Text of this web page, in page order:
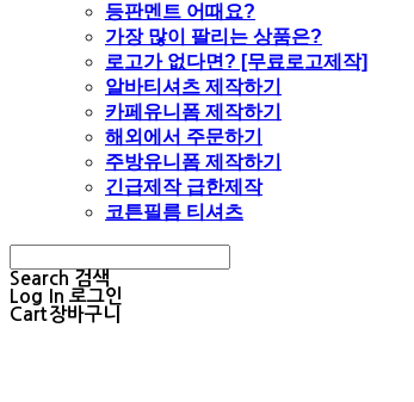
등판멘트 어때요?
가장 많이 팔리는 상품은?
로고가 없다면? [무료로고제작]
알바티셔츠 제작하기
카페유니폼 제작하기
해외에서 주문하기
주방유니폼 제작하기
긴급제작 급한제작
코튼필름 티셔츠
Search 검색
Log In 로그인
Cart장바구니